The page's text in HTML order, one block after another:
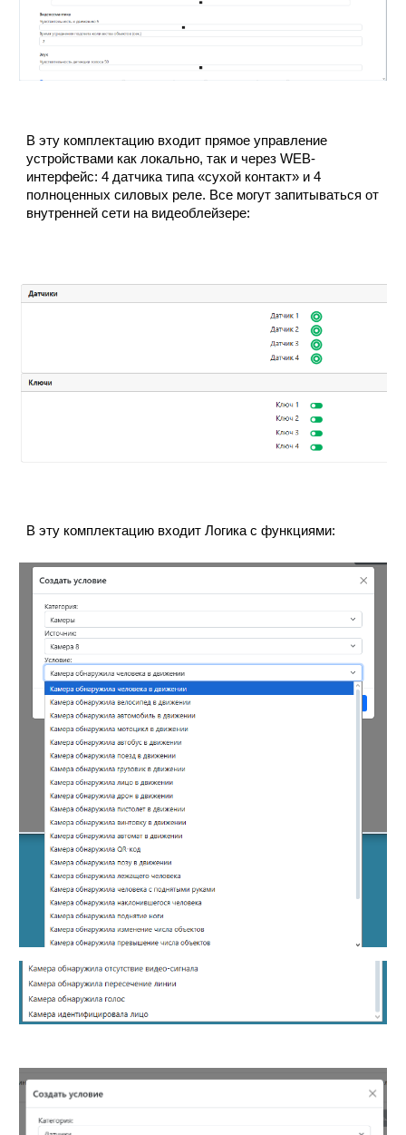
В эту комплектацию входит прямое управление
устройствами как локально, так и через WEB-
интерфейс: 4 датчика типа «сухой контакт» и 4
полноценных силовых реле. Все могут запитываться от
внутренней сети на видеоблейзере:
В эту комплектацию входит Логика с функциями: